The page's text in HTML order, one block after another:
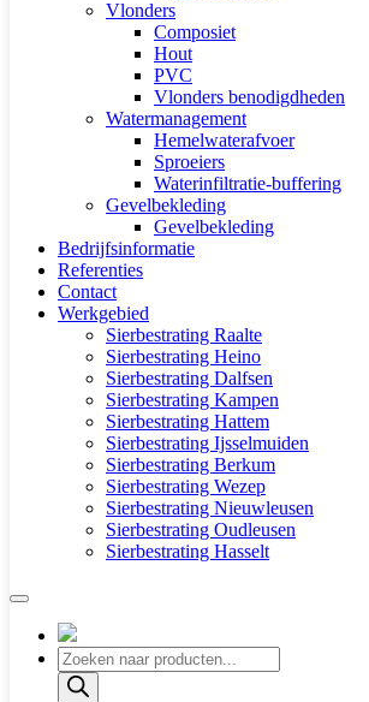
Vlonders
Composiet
Hout
PVC
Vlonders benodigdheden
Watermanagement
Hemelwaterafvoer
Sproeiers
Waterinfiltratie-buffering
Gevelbekleding
Gevelbekleding
Bedrijfsinformatie
Referenties
Contact
Werkgebied
Sierbestrating Raalte
Sierbestrating Heino
Sierbestrating Dalfsen
Sierbestrating Kampen
Sierbestrating Hattem
Sierbestrating Ijsselmuiden
Sierbestrating Berkum
Sierbestrating Wezep
Sierbestrating Nieuwleusen
Sierbestrating Oudleusen
Sierbestrating Hasselt
Producten
zoeken